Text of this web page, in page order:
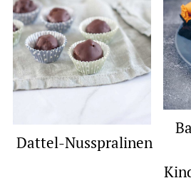
Dattel-Nusspralinen